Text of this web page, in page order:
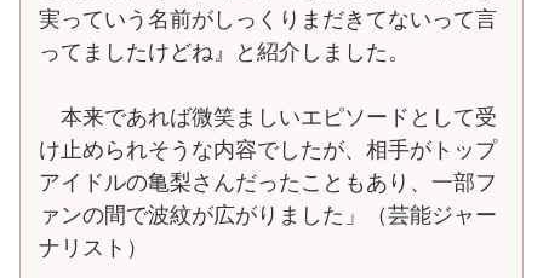
実っていう名前がしっくりまだきてないって言
ってましたけどね』と紹介しました。
本来であれば微笑ましいエピソードとして受
け止められそうな内容でしたが、相手がトップ
アイドルの亀梨さんだったこともあり、一部フ
ァンの間で波紋が広がりました」（芸能ジャー
ナリスト）